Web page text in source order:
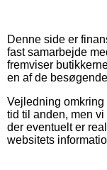
Denne side er
fast samarbejde
fremviser
en af de
Vejledning
tid til anden, men
der eventuelt er
websitets